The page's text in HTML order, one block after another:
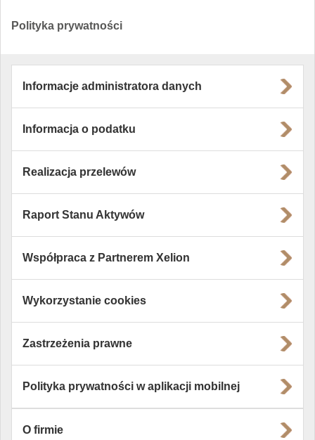
Polityka prywatności
Informacje administratora danych
Informacja o podatku
Realizacja przelewów
Raport Stanu Aktywów
Współpraca z Partnerem Xelion
Wykorzystanie cookies
Zastrzeżenia prawne
Polityka prywatności w aplikacji mobilnej
O firmie